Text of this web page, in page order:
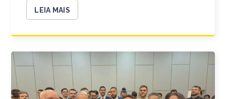
LEIA MAIS